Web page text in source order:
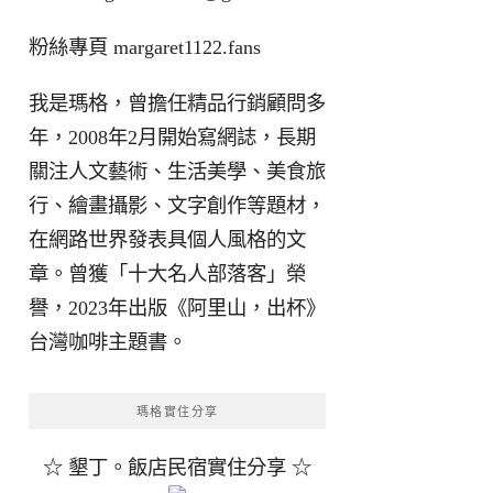
粉絲專頁 margaret1122.fans
我是瑪格，曾擔任精品行銷顧問多
年，2008年2月開始寫網誌，長期
關注人文藝術、生活美學、美食旅
行、繪畫攝影、文字創作等題材，
在網路世界發表具個人風格的文
章。曾獲「十大名人部落客」榮
譽，2023年出版《阿里山，出杯》
台灣咖啡主題書。
瑪格實住分享
☆ 墾丁。飯店民宿實住分享 ☆